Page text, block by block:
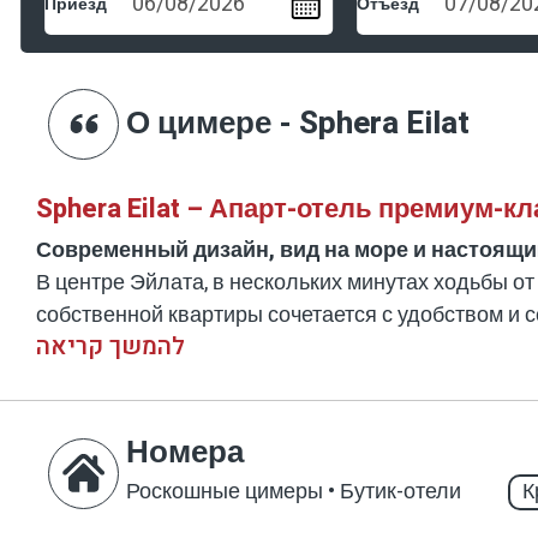
О цимере - Sphera Eilat
Sphera Eilat – Апарт-отель премиум-
Современный дизайн, вид на море и
В центре Эйлата, в нескольких минутах ходьбы
собственной квартиры сочетается с удобством и
Здесь вас ждёт всё для идеального отдыха:
Sphera Eilat подходит для пар, семей и деловых
Апартаменты высокого уровня
Уют дома и стандарт отеля
להמשך קריאה
Номера
Роскошные цимеры • Бутик-отели